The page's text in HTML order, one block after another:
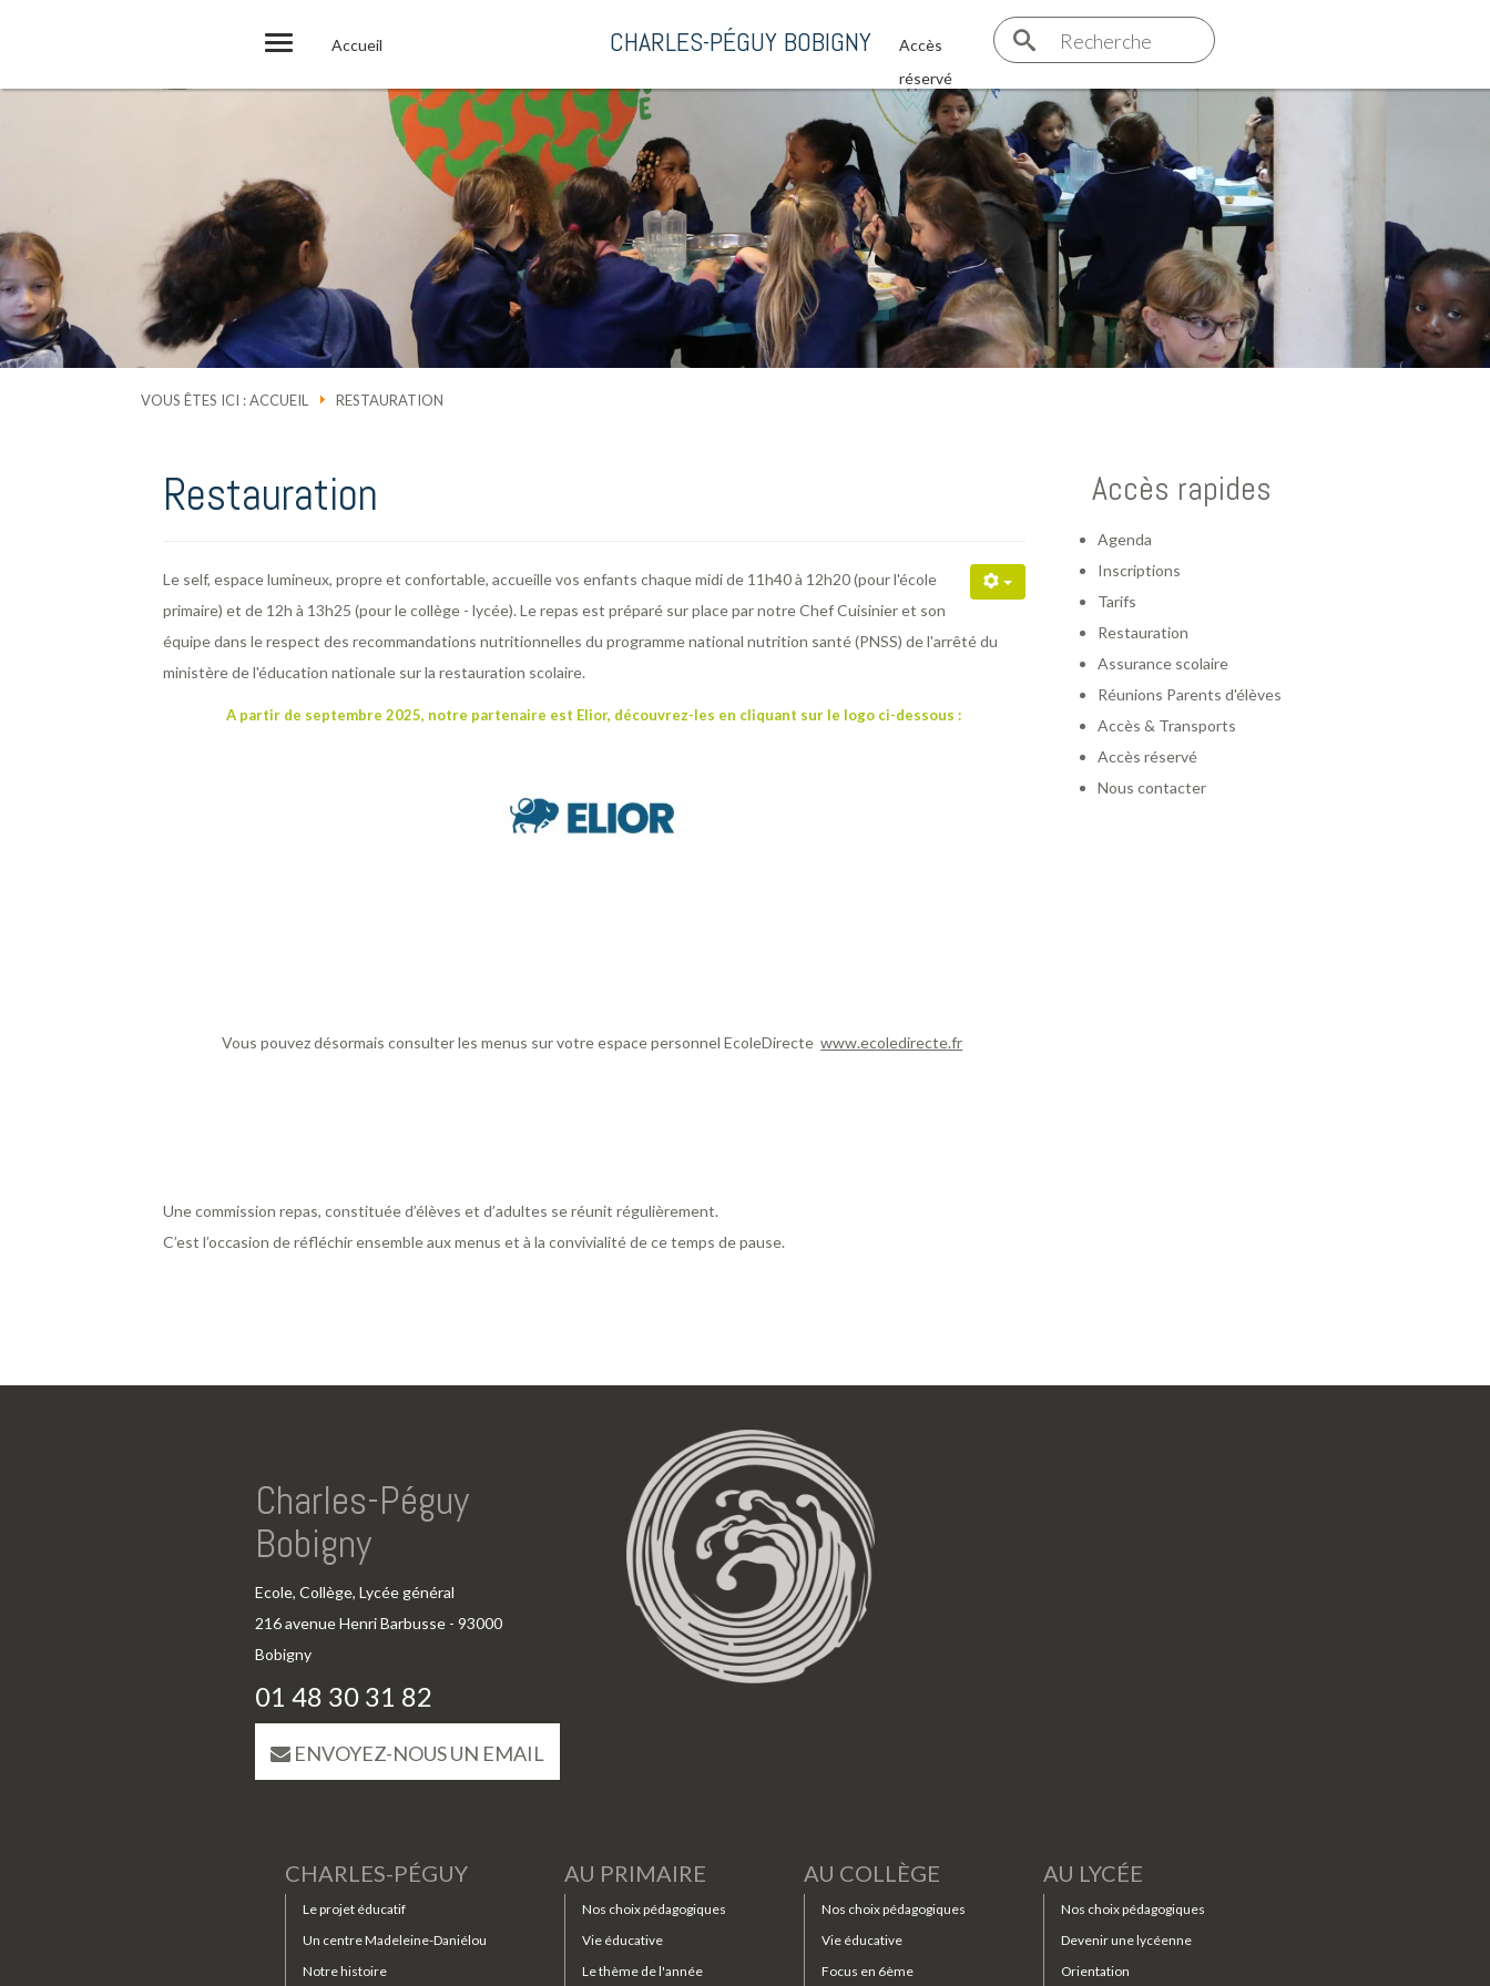
Accueil CHARLES-PÉGUY BOBIGNY
Accès
réservé
Recherche
VOUS ÊTES ICI :ACCUEIL RESTAURATION
Restauration
Le self, espace lumineux, propre et confortable, accueille vos enfants chaque midi de 11h40 à 12h20 (pour l'école
primaire) et de 12h à 13h25 (pour le collège - lycée). Le repas est préparé sur place par notre Chef Cuisinier et son
équipe dans le respect des recommandations nutritionnelles du programme national nutrition santé (PNSS) de l'arrêté du
ministère de l'éducation nationale sur la restauration scolaire.
A partir de septembre 2025, notre partenaire est Elior, découvrez-les en cliquant sur le logo ci-dessous :
Vous pouvez désormais consulter les menus sur votre espace personnel EcoleDirectewww.ecoledirecte.fr
Une commission repas, constituée d’élèves et d’adultes se réunit régulièrement.
C’est l’occasion de réfléchir ensemble aux menus et à la convivialité de ce temps de pause.
Accès rapides
Agenda
Inscriptions
Tarifs
Restauration
Assurance scolaire
Réunions Parents d'élèves
Accès & Transports
Accès réservé
Nous contacter
Charles-Péguy
Bobigny
Ecole, Collège, Lycée général
216 avenue Henri Barbusse - 93000
Bobigny
01 48 30 31 82
ENVOYEZ-NOUS UN EMAIL
CHARLES-PÉGUY
Le projet éducatif
Un centre Madeleine-Daniélou
Notre histoire
AU PRIMAIRE
Nos choix pédagogiques
Vie éducative
Le thème de l'année
AU COLLÈGE
Nos choix pédagogiques
Vie éducative
Focus en 6ème
AU LYCÉE
Nos choix pédagogiques
Devenir une lycéenne
Orientation